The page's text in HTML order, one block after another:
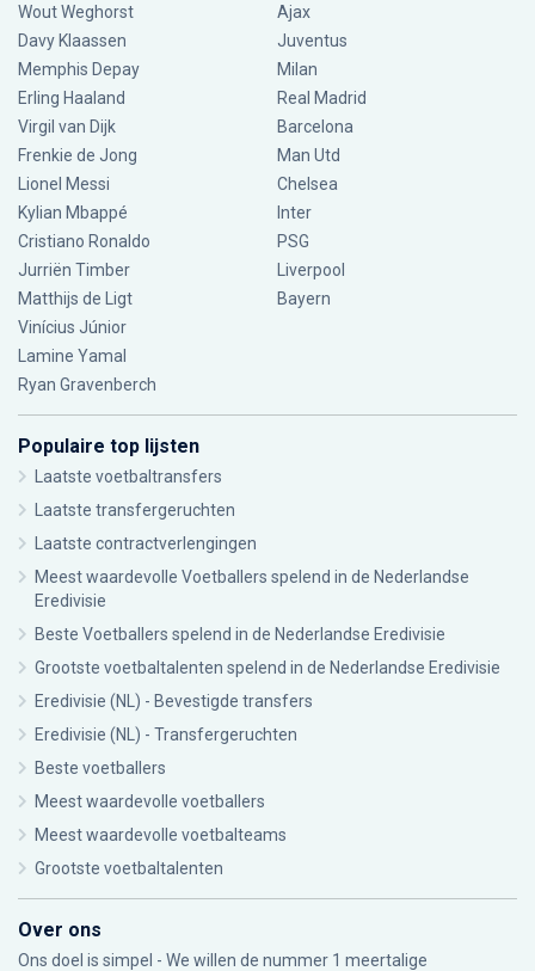
Wout Weghorst
Davy Klaassen
Memphis Depay
Erling Haaland
Virgil van Dijk
Frenkie de Jong
Lionel Messi
Kylian Mbappé
Cristiano Ronaldo
Jurriën Timber
Matthijs de Ligt
Vinícius Júnior
Lamine Yamal
Ryan Gravenberch
Ajax
Juventus
Milan
Real Madrid
Barcelona
Man Utd
Chelsea
Inter
PSG
Liverpool
Bayern
Populaire top lijsten
Laatste voetbaltransfers
Laatste transfergeruchten
Laatste contractverlengingen
Meest waardevolle Voetballers spelend in de Nederlandse
Eredivisie
Beste Voetballers spelend in de Nederlandse Eredivisie
Grootste voetbaltalenten spelend in de Nederlandse Eredivisie
Eredivisie (NL) - Bevestigde transfers
Eredivisie (NL) - Transfergeruchten
Beste voetballers
Meest waardevolle voetballers
Meest waardevolle voetbalteams
Grootste voetbaltalenten
Over ons
Ons doel is simpel - We willen de nummer 1 meertalige